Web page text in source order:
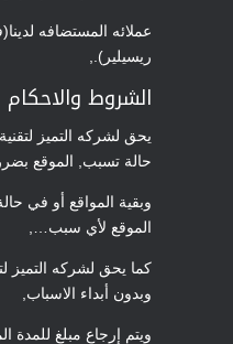
عملائه المستضافه
ريسيلير).,
الشروط والاحكام
يحق لشركه التميز
حالة تسبب, الموقع
وبقية المواقع أو في
الموقع لأي سبب…,
كما يحق لشركه التميز
وبدون أبداء الاسباب,
ويتم إرجاع مبلغ للمدة